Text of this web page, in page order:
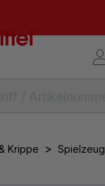
Krippe > Spielzeug